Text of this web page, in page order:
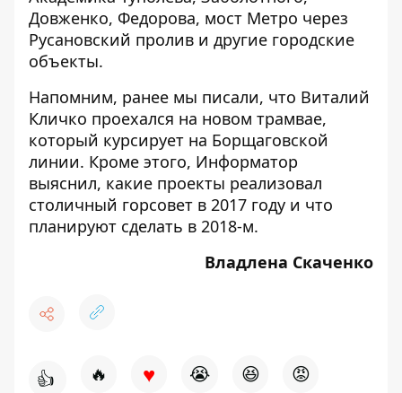
Довженко, Федорова, мост Метро через
Русановский пролив и другие городские
объекты.
Напомним, ранее мы писали, что Виталий
Кличко проехался на новом трамвае,
который курсирует на Борщаговской
линии. Кроме этого, Информатор
выяснил, какие проекты реализовал
столичный горсовет в 2017 году и что
планируют сделать в 2018-м.
Владлена Скаченко
👍 🔥 ♥ 😭 😆 😡